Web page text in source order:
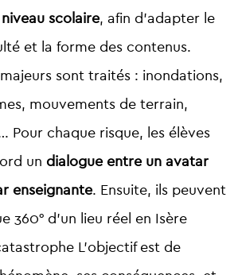
scolaire, afin d’adapter le
et la forme des contenus.
sont traités : inondations,
mouvements de terrain,
Pour chaque risque, les élèves
un dialogue entre un avatar
enseignante. Ensuite, ils peuvent
360° d’un lieu réel en Isère
L’objectif est de